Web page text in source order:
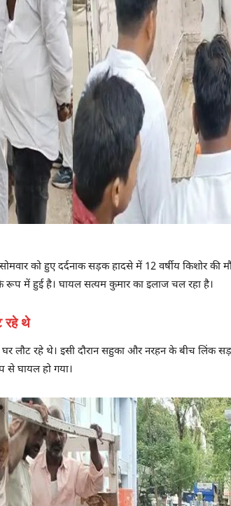
को हुए दर्दनाक सड़क हादसे में 12 वर्षीय किशोर की
रूप में हुई है। घायल सत्यम कुमार का इलाज चल रहा है।
रहे थे
लौट रहे थे। इसी दौरान सहुका और नरहन के बीच लिंक
से घायल हो गया।